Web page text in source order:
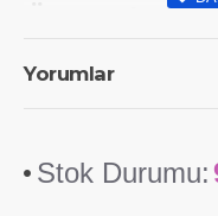
Öne Çıkan
76 cm boy
Altı Numaralı Büyük
Yorumlar
Stok Durumu: